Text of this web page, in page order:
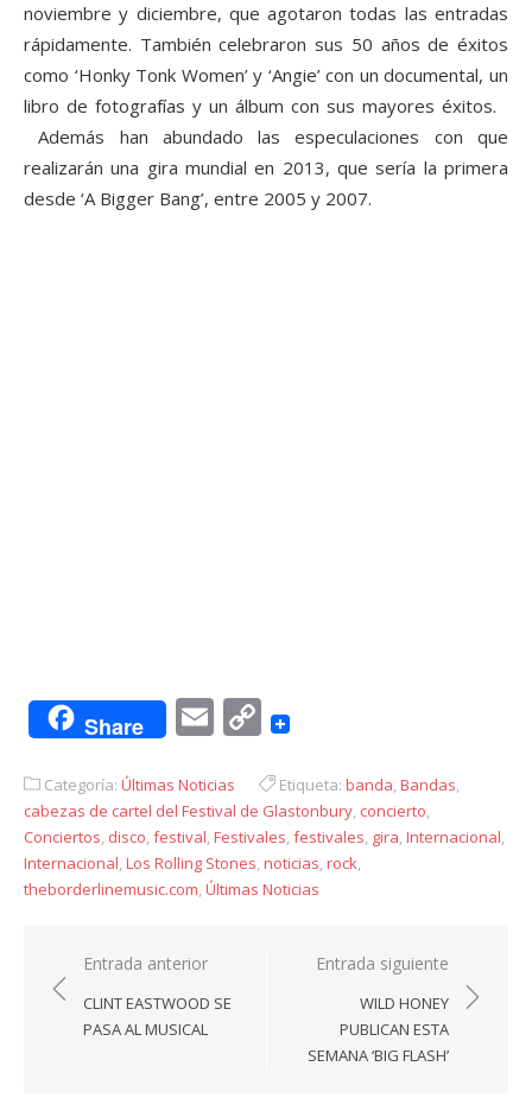
noviembre y diciembre, que agotaron todas las entradas
rápidamente. También celebraron sus 50 años de éxitos
como ‘Honky Tonk Women’ y ‘Angie’ con un documental, un
libro de fotografías y un álbum con sus mayores éxitos.
Además han abundado las especulaciones con que
realizarán una gira mundial en 2013, que sería la primera
desde ‘A Bigger Bang’, entre 2005 y 2007.
Share EmailCopy
Categoría: Últimas Noticias Etiqueta: banda,Bandas,
cabezas de cartel del Festival de Glastonbury, concierto,
Conciertos, disco,festival,Festivales,festivales, gira,Internacional,
Internacional,Los Rolling Stones,noticias,rock,
theborderlinemusic.com,Últimas Noticias
Navegación
de
entradas
Entrada anterior
CLINT EASTWOOD SE
PASA AL MUSICAL
Entrada siguiente
WILD HONEY
PUBLICAN ESTA
SEMANA ‘BIG FLASH’